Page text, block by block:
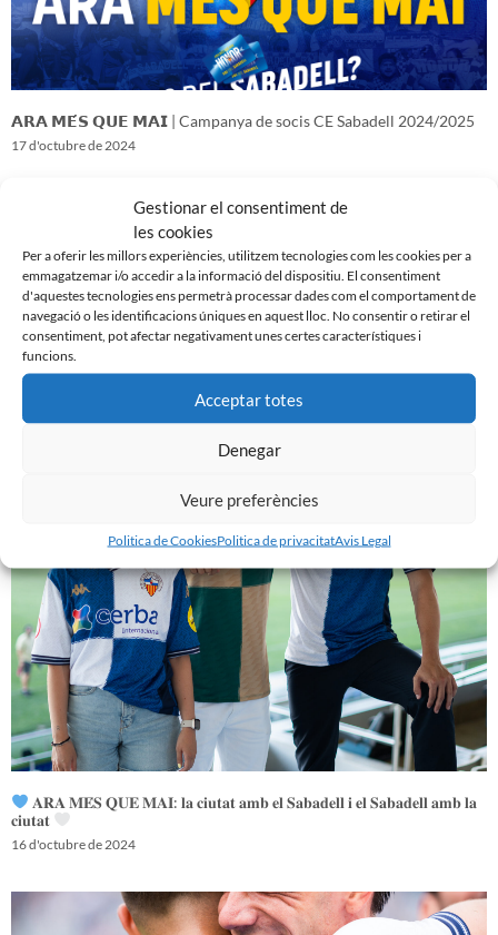
Gestionar el consentiment de
les cookies
Per a oferir les millors experiències, utilitzem tecnologies com les cookies per a
emmagatzemar i/o accedir a la informació del dispositiu. El consentiment
d'aquestes tecnologies ens permetrà processar dades com el comportament de
navegació o les identificacions úniques en aquest lloc. No consentir o retirar el
consentiment, pot afectar negativament unes certes característiques i
funcions.
Acceptar totes
Denegar
Veure preferències
Politica de CookiesPolitica de privacitatAvis Legal
𝗔𝗥𝗔 𝗠𝗘́𝗦 𝗤𝗨𝗘 𝗠𝗔𝗜 | Campanya de socis CE Sabadell 2024/2025
17 d'octubre de 2024
𝑽𝒆𝒏𝒊𝒎 𝒅’𝒖𝒏𝒂 𝒈𝒓𝒂𝒏 𝒃𝒂𝒕𝒂𝒍𝒍𝒂…𝒊 𝒂𝒏𝒆𝒎 𝒂 𝒑𝒆𝒓 𝒍𝒂 𝒔𝒆𝒈𝒖̈𝒆𝒏𝒕
𝐀𝐑𝐀 𝐌𝐄́𝐒 𝐐𝐔𝐄 𝐌𝐀𝐈: 𝐥𝐚 𝐜𝐢𝐮𝐭𝐚𝐭 𝐚𝐦𝐛 𝐞𝐥 𝐒𝐚𝐛𝐚𝐝𝐞𝐥𝐥 𝐢 𝐞𝐥 𝐒𝐚𝐛𝐚𝐝𝐞𝐥𝐥 𝐚𝐦𝐛 𝐥𝐚
𝐜𝐢𝐮𝐭𝐚𝐭
16 d'octubre de 2024